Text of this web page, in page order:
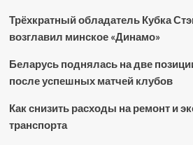
Трёхкратный обладатель Кубка
возглавил минское «Динамо»
Беларусь поднялась на две
после успешных матчей клубов
Как снизить расходы на ремонт и
транспорта